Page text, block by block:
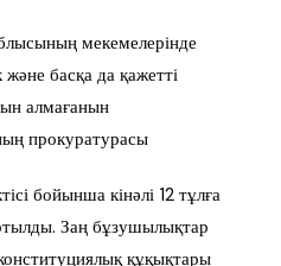
мекемелерінде
басқа да қажетті
алмағанын
прокуратурасы
бойынша кінәлі 12 тұлға
Заң бұзушылықтар
құқықтары